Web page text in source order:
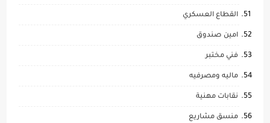
القطاع العسكري
امين صندوق
فني مختبر
ماليه ومصرفيه
نقابات مهنية
منسق مشاريع